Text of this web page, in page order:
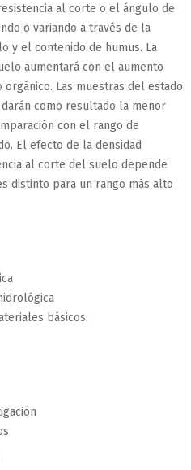
al corte o el ángulo de
o variando a través de la
y el contenido de humus. La
aumentará con el aumento
Las muestras del estado
como resultado la menor
con el rango de
El efecto de la densidad
al corte del suelo depende
distinto para un rango más alto
básicos.